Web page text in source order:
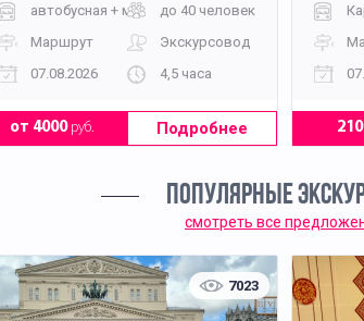
автобусная + музей до 40 человек
Маршрут
Экскурсовод
07.08.2026
4,5 часа
от 4000руб. Подробнее
ПОПУЛЯРНЫЕ
смотреть все
7023